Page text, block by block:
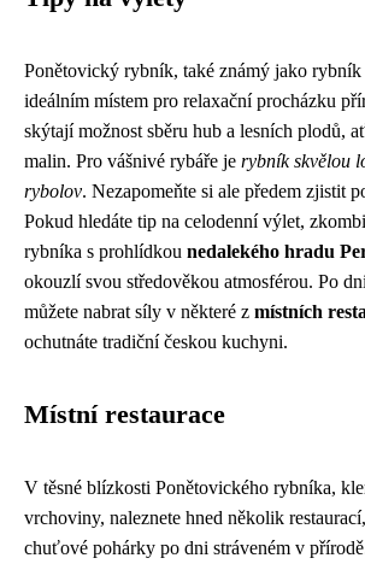
Ponětovický rybník, také známý jako rybník
ideálním místem pro relaxační procházku
skýtají možnost sběru hub a lesních plodů,
malin. Pro vášnivé rybáře je rybník skvělou
rybolov. Nezapomeňte si ale předem zjistit
Pokud hledáte tip na celodenní výlet,
rybníka s prohlídkou nedalekého hradu
okouzlí svou středověkou atmosférou. Po
můžete nabrat síly v některé z místních
ochutnáte tradiční českou kuchyni.
Místní restaurace
V těsné blízkosti Ponětovického rybníka,
vrchoviny, naleznete hned několik
chuťové pohárky po dni stráveném v